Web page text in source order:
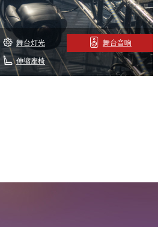
舞台灯光 舞台音响
伸缩座椅